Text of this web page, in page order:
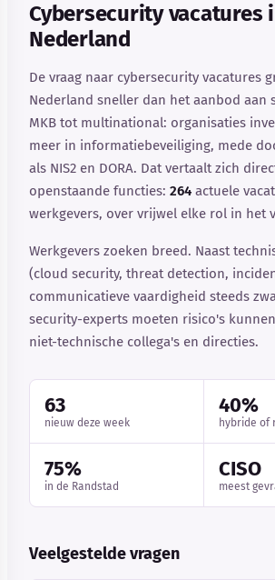
Cybersecurity vacatures
Nederland
De vraag naar cybersecurity vacatures
Nederland sneller dan het aanbod aan
MKB tot multinational: organisaties
meer in informatiebeveiliging, mede
als NIS2 en DORA. Dat vertaalt zich
openstaande functies: 264 actuele
werkgevers, over vrijwel elke rol in het
Werkgevers zoeken breed. Naast
(cloud security, threat detection,
communicatieve vaardigheid steeds
security-experts moeten risico's
niet-technische collega's en directies.
63
nieuw deze week
40%
hybride of
75%
in de Randstad
CISO
meest
Veelgestelde vragen